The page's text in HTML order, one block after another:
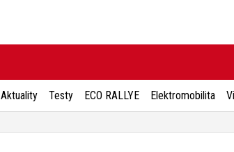
Aktuality Testy ECO RALLYE Elektromobilita